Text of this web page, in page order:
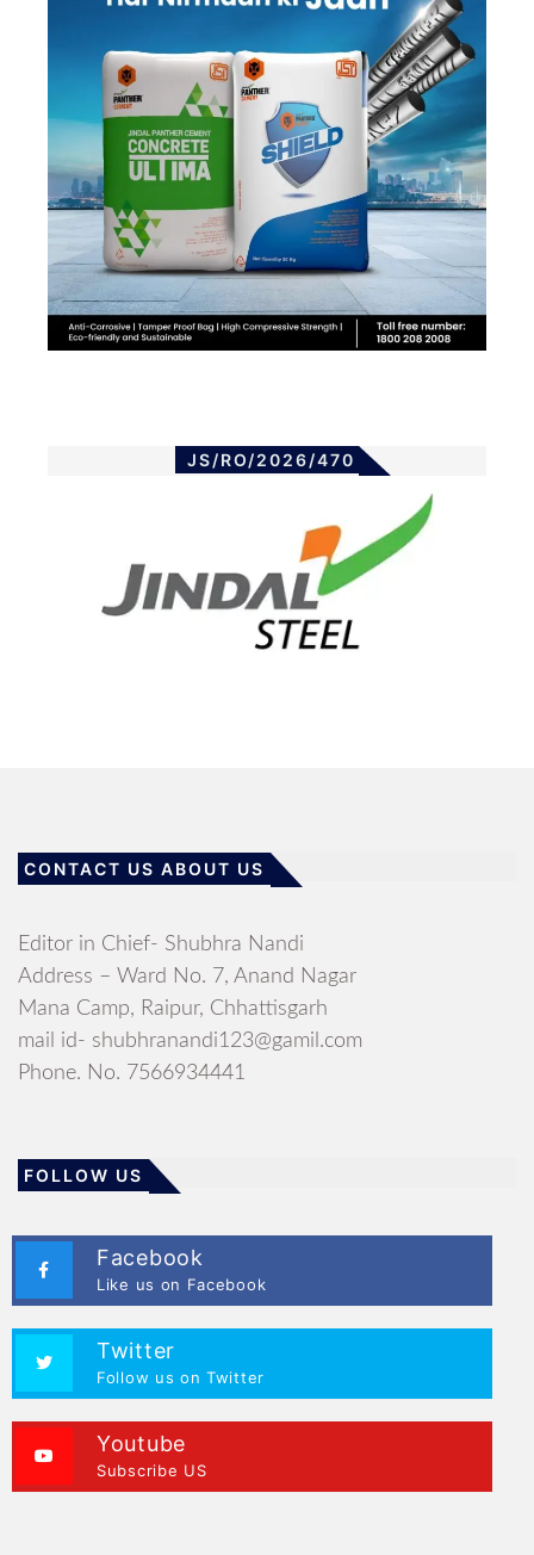
JS/RO/2026/470
CONTACT US ABOUT US
Editor in Chief- Shubhra Nandi
Address – Ward No. 7, Anand Nagar
Mana Camp, Raipur, Chhattisgarh
mail id- shubhranandi123@gamil.com
Phone. No. 7566934441
FOLLOW US
Facebook
Like us on Facebook
Twitter
Follow us on Twitter
Youtube
Subscribe US